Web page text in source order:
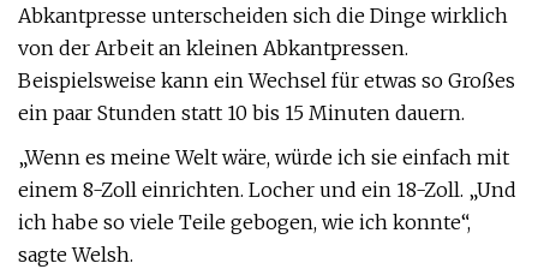
Abkantpresse unterscheiden sich die Dinge wirklich
von der Arbeit an kleinen Abkantpressen.
Beispielsweise kann ein Wechsel für etwas so Großes
ein paar Stunden statt 10 bis 15 Minuten dauern.
„Wenn es meine Welt wäre, würde ich sie einfach mit
einem 8-Zoll einrichten. Locher und ein 18-Zoll. „Und
ich habe so viele Teile gebogen, wie ich konnte“,
sagte Welsh.